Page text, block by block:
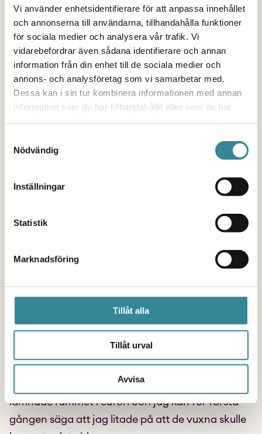
Vi använder enhetsidentifierare för att anpassa innehållet
och annonserna till användarna, tillhandahålla funktioner
för sociala medier och analysera vår trafik. Vi
vidarebefordrar även sådana identifierare och annan
information från din enhet till de sociala medier och
annons- och analysföretag som vi samarbetar med.
Dessa kan i sin tur kombinera informationen med annan
information som du har tillhandahållit eller som de har
Nödvändig
Inställningar
Statistik
Marknadsföring
Tillåt alla
Tillåt urval
Avvisa
frågor och områden som vi
barnrättsorganisationer lyfte kommer med som
viktiga delar i kommitténs rekommendationerna
till Sverige kring vad vi behöver förbättra och
arbeta med de närmaste åren.
Vill du läsa rapporterna kan du göra det här.
”Jag kände hur nerverna redan natten innan
svår att få ner och med något darrande ben gick
mötet skulle vara. Jag kände ett ansvar över att
relatera till så väl, men kände en ännu större
var väldigt givande och det kändes så mäktigt att
vara i rummet där förändring faktiskt sker. Jag
hade inte bytt ut den upplevelsen för nått. Mötet
var förvånansvärt intimt och tillsammans med de
andra barnen i rummet lyckades vi lyfta det som
vi ansåg var viktigast. Jag och de andra barnen
lämnade rummet i eufori och jag kan för första
gången säga att jag litade på att de vuxna skulle